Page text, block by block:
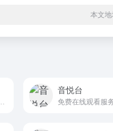
本文地
音悦台